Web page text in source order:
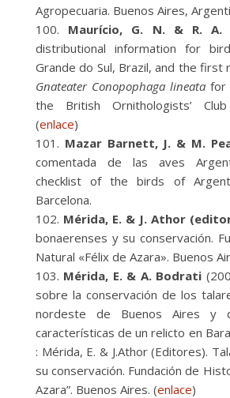
Agropecuaria. Buenos Aires,
Maurício, G. N. & R. A.
distributional information for
Grande do Sul, Brazil, and the first
Gnateater Conopophaga lineatafor
the British Ornithologists’
(enlace)
Mazar Barnett, J. & M.
comentada de las aves
checklist of the birds of
Barcelona.
Mérida, E. & J. Athor
bonaerenses y su conservación.
Natural «Félix de Azara». Buenos
Mérida, E. & A. Bodrati
sobre la conservación de los
nordeste de Buenos Aires y
características de un relicto en
: Mérida, E. & J.Athor (Editores).
su conservación. Fundación de
Azara”. Buenos Aires. (enlace)